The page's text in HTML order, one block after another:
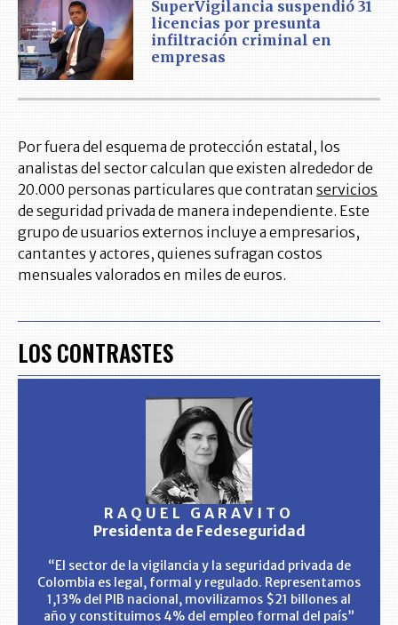
SuperVigilancia suspendió 31
licencias por presunta
infiltración criminal en
empresas
Por fuera del esquema de protección estatal, los
analistas del sector calculan que existen alrededor de
20.000 personas particulares que contratan servicios
de seguridad privada de manera independiente. Este
grupo de usuarios externos incluye a empresarios,
cantantes y actores, quienes sufragan costos
mensuales valorados en miles de euros.
LOS CONTRASTES
RAQUEL GARAVITO
Presidenta de Fedeseguridad
“El sector de la vigilancia y la seguridad privada de
Colombia es legal, formal y regulado. Representamos
1,13% del PIB nacional, movilizamos $21 billones al
año y constituimos 4% del empleo formal del país”